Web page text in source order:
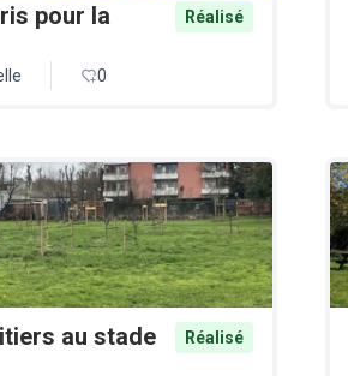
pour la
Réalisé
0
au stade
Réalisé